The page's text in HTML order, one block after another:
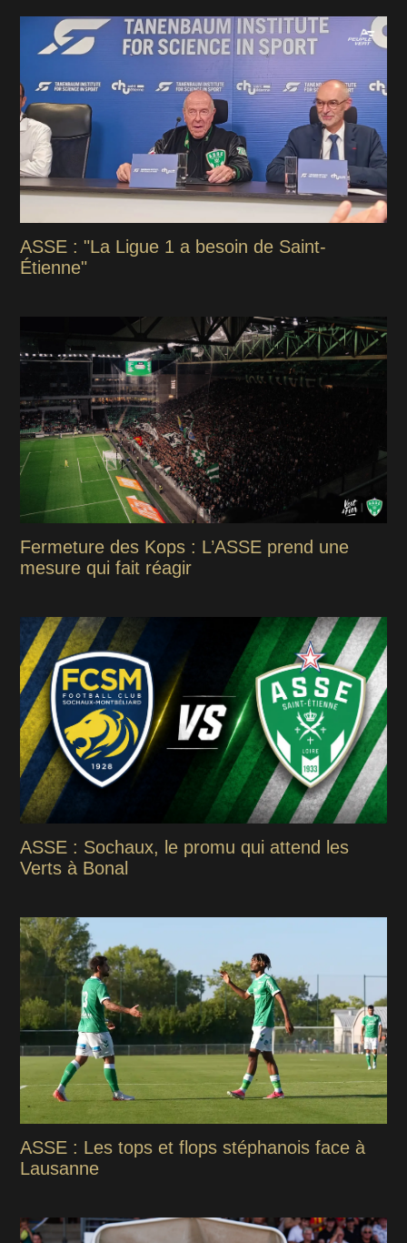
ASSE : "La Ligue 1 a besoin de Saint-
Étienne"
Fermeture des Kops : L’ASSE prend une
mesure qui fait réagir
ASSE : Sochaux, le promu qui attend les
Verts à Bonal
ASSE : Les tops et flops stéphanois face à
Lausanne